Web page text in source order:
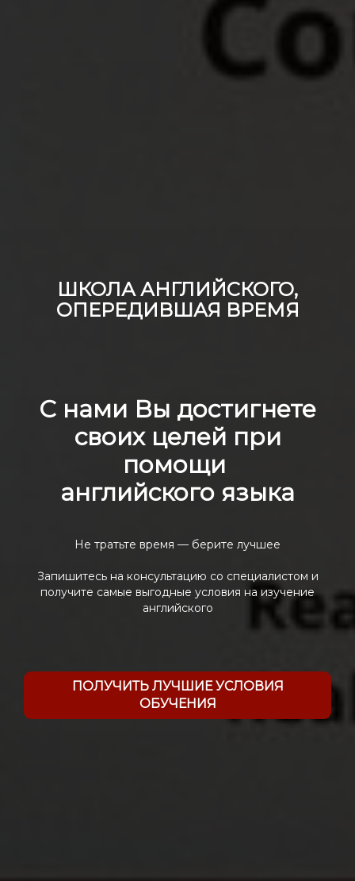
ШКОЛА АНГЛИЙСКОГО,
ОПЕРЕДИВШАЯ ВРЕМЯ
С нами Вы достигнете
своих целей при
помощи
английского языка
Не тратьте время — берите лучшее
Запишитесь на консультацию со специалистом и
получите самые выгодные условия на изучение
английского
ПОЛУЧИТЬ ЛУЧШИЕ УСЛОВИЯ
ОБУЧЕНИЯ